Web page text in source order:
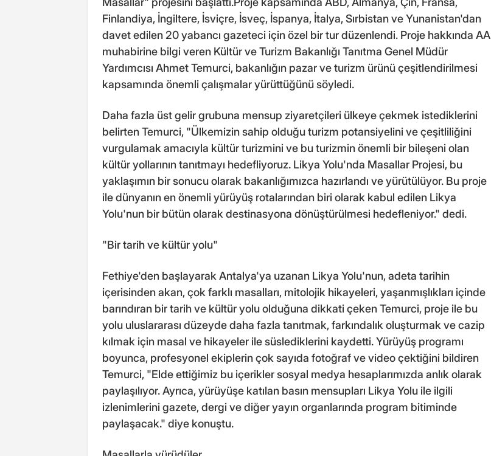
Finlandiya, İngiltere, İsviçre, İsveç, İspanya, İtalya, Sırbistan ve Yunanistan'dan
davet edilen 20 yabancı gazeteci için özel bir tur düzenlendi. Proje hakkında AA
muhabirine bilgi veren Kültür ve Turizm Bakanlığı Tanıtma Genel Müdür
Yardımcısı Ahmet Temurci, bakanlığın pazar ve turizm ürünü çeşitlendirilmesi
kapsamında önemli çalışmalar yürüttüğünü söyledi.
Daha fazla üst gelir grubuna mensup ziyaretçileri ülkeye çekmek istediklerini
belirten Temurci, "Ülkemizin sahip olduğu turizm potansiyelini ve çeşitliliğini
vurgulamak amacıyla kültür turizmini ve bu turizmin önemli bir bileşeni olan
kültür yollarının tanıtmayı hedefliyoruz. Likya Yolu'nda Masallar Projesi, bu
yaklaşımın bir sonucu olarak bakanlığımızca hazırlandı ve yürütülüyor. Bu proje
ile dünyanın en önemli yürüyüş rotalarından biri olarak kabul edilen Likya
Yolu'nun bir bütün olarak destinasyona dönüştürülmesi hedefleniyor." dedi.
"Bir tarih ve kültür yolu"
Fethiye'den başlayarak Antalya'ya uzanan Likya Yolu'nun, adeta tarihin
içerisinden akan, çok farklı masalları, mitolojik hikayeleri, yaşanmışlıkları içinde
barındıran bir tarih ve kültür yolu olduğuna dikkati çeken Temurci, proje ile bu
yolu uluslararası düzeyde daha fazla tanıtmak, farkındalık oluşturmak ve cazip
kılmak için masal ve hikayeler ile süslediklerini kaydetti. Yürüyüş programı
boyunca, profesyonel ekiplerin çok sayıda fotoğraf ve video çektiğini bildiren
Temurci, "Elde ettiğimiz bu içerikler sosyal medya hesaplarımızda anlık olarak
paylaşılıyor. Ayrıca, yürüyüşe katılan basın mensupları Likya Yolu ile ilgili
izlenimlerini gazete, dergi ve diğer yayın organlarında program bitiminde
paylaşacak." diye konuştu.